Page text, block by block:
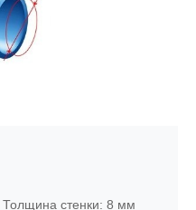
Толщина стенки: 8 мм